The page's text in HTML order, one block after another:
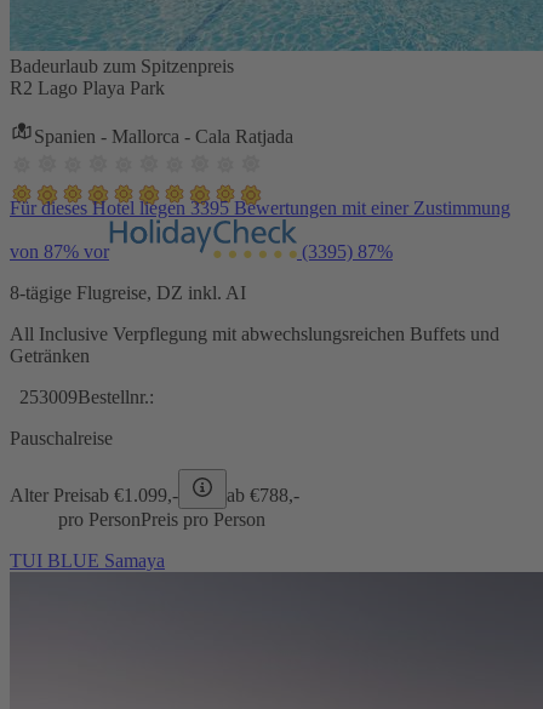
Badeurlaub zum Spitzenpreis
R2 Lago Playa Park
Spanien - Mallorca - Cala Ratjada
Für dieses Hotel liegen 3395 Bewertungen mit einer Zustimmung
von 87% vor (3395) 87%
8-tägige Flugreise, DZ inkl. AI
All Inclusive Verpflegung mit abwechslungsreichen Buffets und
Getränken
253009Bestellnr.:
Pauschalreise
Alter Preisab €1.099,- ab €788,-
pro PersonPreis pro Person
TUI BLUE Samaya